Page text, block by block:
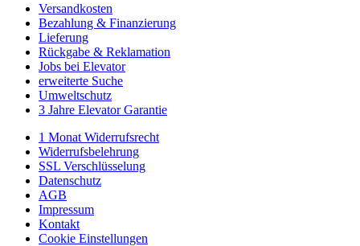
Versandkosten
Bezahlung & Finanzierung
Lieferung
Rückgabe & Reklamation
Jobs bei Elevator
erweiterte Suche
Umweltschutz
3 Jahre Elevator Garantie
1 Monat Widerrufsrecht
Widerrufsbelehrung
SSL Verschlüsselung
Datenschutz
AGB
Impressum
Kontakt
Cookie Einstellungen